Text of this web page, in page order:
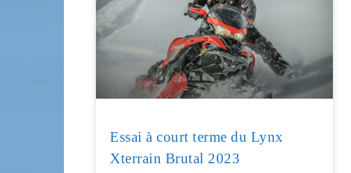
Essai à court terme du Lynx
Xterrain Brutal 2023